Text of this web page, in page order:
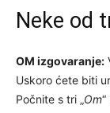
Neke od
OM izgovaranje:
Uskoro ćete biti
Počnite s tri „Om